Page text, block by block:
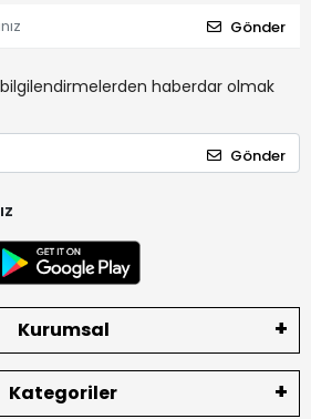
Gönder
haberdar olmak
Gönder
Kurumsal
Kategoriler